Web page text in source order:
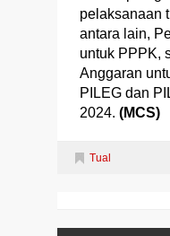
pelaksanaan
antara lain,
untuk PPPK,
Anggaran
PILEG dan
2024. (MCS)
Tual